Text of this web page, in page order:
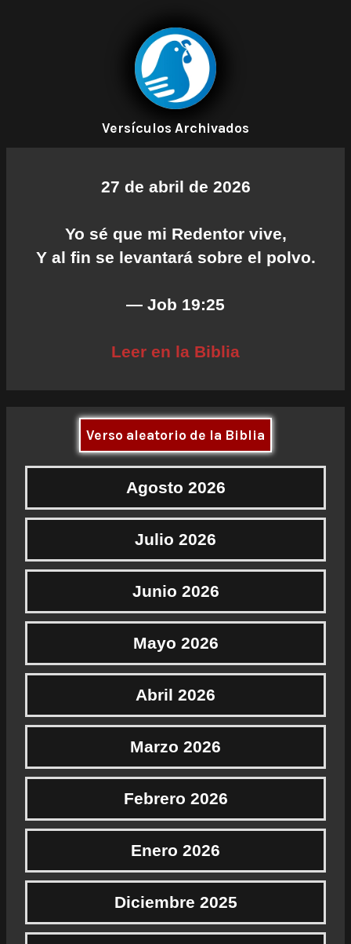
Versículos Archivados
27 de abril de 2026
Yo sé que mi Redentor vive,
Y al fin se levantará sobre el polvo.
— Job 19:25
Leer en la Biblia
Verso aleatorio de la Biblia
Agosto 2026
Julio 2026
Junio 2026
Mayo 2026
Abril 2026
Marzo 2026
Febrero 2026
Enero 2026
Diciembre 2025